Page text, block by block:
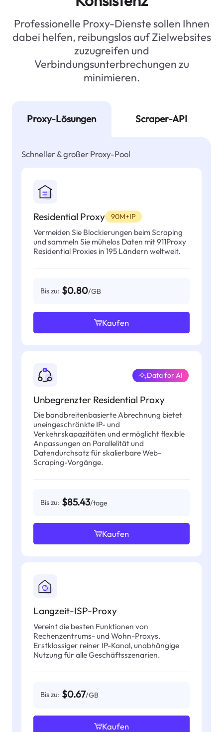
Professionelle Proxy-Dienste sollen Ihnen
dabei helfen, reibungslos auf Zielwebsites
zuzugreifen und
Verbindungsunterbrechungen zu
minimieren.
Proxy-Lösungen Scraper-API
Schneller & großer Proxy-Pool
Residential Proxy 90M+IP
Vermeiden Sie Blockierungen beim Scraping
und sammeln Sie mühelos Daten mit 911Proxy
Residential Proxies in 195 Ländern weltweit.
Bis zu: $0.80/GB
Kaufen
Unbegrenzter Residential Proxy
Data for AI
Die bandbreitenbasierte Abrechnung bietet
uneingeschränkte IP- und
Verkehrskapazitäten und ermöglicht flexible
Anpassungen an Parallelität und
Datendurchsatz für skalierbare Web-
Scraping-Vorgänge.
Bis zu: $85.43/tage
Kaufen
Langzeit-ISP-Proxy
Vereint die besten Funktionen von
Rechenzentrums- und Wohn-Proxys.
Erstklassiger reiner IP-Kanal, unabhängige
Nutzung für alle Geschäftsszenarien.
Bis zu: $0.67/GB
Kaufen